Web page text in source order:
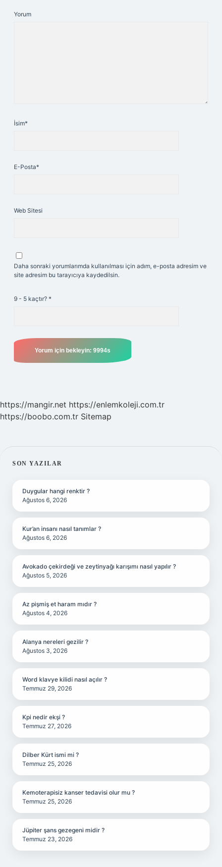
Yorum
İsim*
E-Posta*
Web Sitesi
Daha sonraki yorumlarımda kullanılması için adım, e-posta adresim ve
site adresim bu tarayıcıya kaydedilsin.
9 - 5 kaçtır? *
https://mangir.net https://enlemkoleji.com.tr
https://boobo.com.tr Sitemap
SIDEBAR
SON YAZILAR
Duygular hangi renktir ?
Ağustos 6, 2026
Kur’an insanı nasıl tanımlar ?
Ağustos 6, 2026
Avokado çekirdeği ve zeytinyağı karışımı nasıl yapılır ?
Ağustos 5, 2026
Az pişmiş et haram mıdır ?
Ağustos 4, 2026
Alanya nereleri gezilir ?
Ağustos 3, 2026
Word klavye kilidi nasıl açılır ?
Temmuz 29, 2026
Kpi nedir ekşi ?
Temmuz 27, 2026
Dilber Kürt ismi mi ?
Temmuz 25, 2026
Kemoterapisiz kanser tedavisi olur mu ?
Temmuz 25, 2026
Jüpiter şans gezegeni midir ?
Temmuz 23, 2026